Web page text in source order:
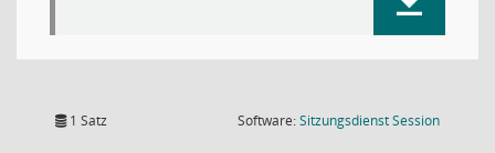
1 Satz Software:SitzungsdienstSession(Wird in